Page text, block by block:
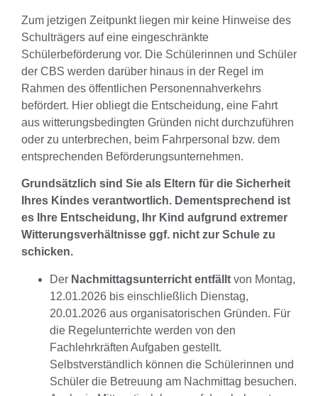
Zum jetzigen Zeitpunkt liegen mir keine Hinweise des
Schulträgers auf eine eingeschränkte
Schülerbeförderung vor. Die Schülerinnen und Schüler
der CBS werden darüber hinaus in der Regel im
Rahmen des öffentlichen Personennahverkehrs
befördert. Hier obliegt die Entscheidung, eine Fahrt
aus witterungsbedingten Gründen nicht durchzuführen
oder zu unterbrechen, beim Fahrpersonal bzw. dem
entsprechenden Beförderungsunternehmen.
Grundsätzlich sind Sie als Eltern für die Sicherheit
Ihres Kindes verantwortlich. Dementsprechend ist
es Ihre Entscheidung, Ihr Kind aufgrund extremer
Witterungsverhältnisse ggf. nicht zur Schule zu
schicken.
Der Nachmittagsunterricht entfällt von Montag,
12.01.2026 bis einschließlich Dienstag,
20.01.2026 aus organisatorischen Gründen. Für
die Regelunterrichte werden von den
Fachlehrkräften Aufgaben gestellt.
Selbstverständlich können die Schülerinnen und
Schüler die Betreuung am Nachmittag besuchen.